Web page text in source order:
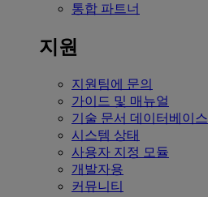
통합 파트너
지원
지원팀에 문의
가이드 및 매뉴얼
기술 문서 데이터베이스
시스템 상태
사용자 지정 모듈
개발자용
커뮤니티